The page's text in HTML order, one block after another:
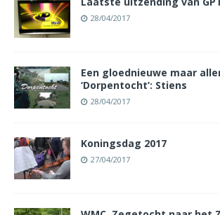
28/04/2017
Een gloednieuwe maar
‘Dorpentocht’: Stiens
28/04/2017
Koningsdag 2017
27/04/2017